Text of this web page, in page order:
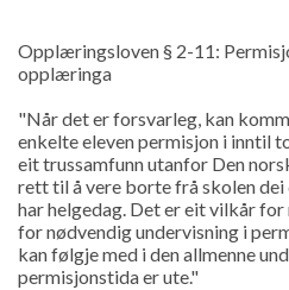
Opplæringsloven § 2-11:
opplæringa
"Når det er forsvarleg, kan
enkelte eleven permisjon i inntil
eit trussamfunn utanfor Den
rett til å vere borte frå skolen
har helgedag. Det er eit vilkår
for nødvendig undervisning i
kan følgje med i den allmenne
permisjonstida er ute."